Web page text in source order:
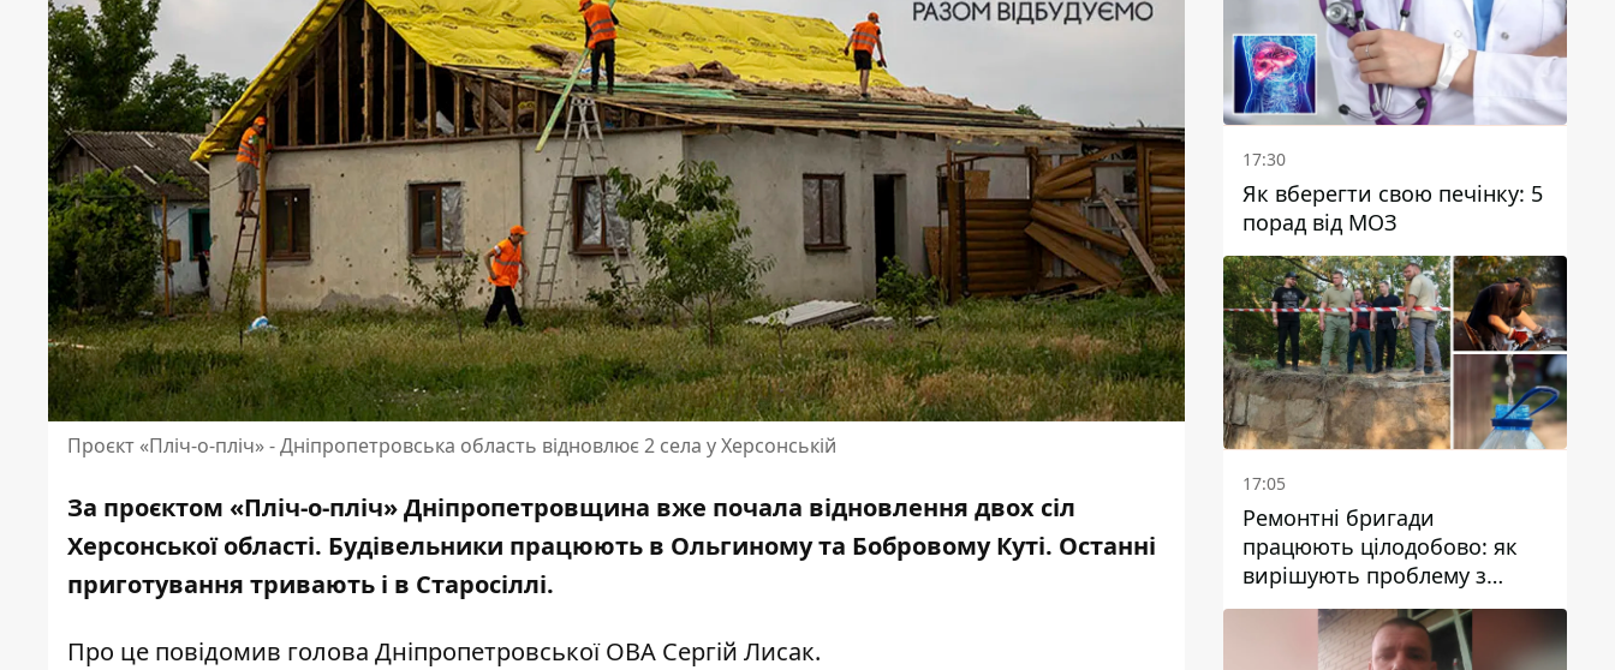
Проєкт «Пліч-о-пліч» - Дніпропетровська область відновлює 2 села у Херсонській
За проєктом «Пліч-о-пліч» Дніпропетровщина вже почала відновлення двох сіл
Херсонської області. Будівельники працюють в Ольгиному та Бобровому Куті. Останні
приготування тривають і в Старосіллі.
Про це повідомив голова Дніпропетровської ОВА Сергій Лисак.
17:30
Як вберегти свою печінку: 5
порад від МОЗ
17:05
Ремонтні бригади
працюють цілодобово: як
вирішують проблему з
водою у Марганецькій
громаді